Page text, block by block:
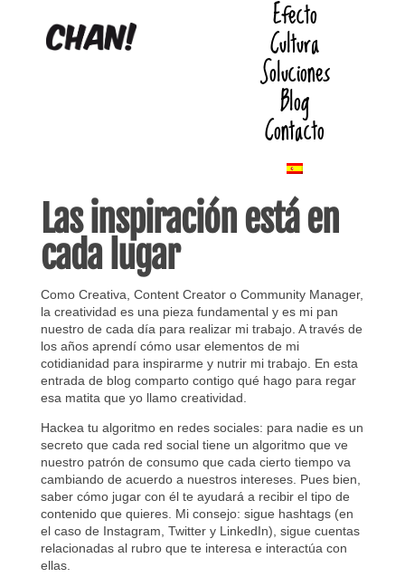
Efecto
Cultura
Soluciones
Blog
Contacto
Las inspiración está en
cada lugar
Como Creativa, Content Creator o Community Manager,
la creatividad es una pieza fundamental y es mi pan
nuestro de cada día para realizar mi trabajo. A través de
los años aprendí cómo usar elementos de mi
cotidianidad para inspirarme y nutrir mi trabajo. En esta
entrada de blog comparto contigo qué hago para regar
esa matita que yo llamo creatividad.
Hackea tu algoritmo en redes sociales: para nadie es un
secreto que cada red social tiene un algoritmo que ve
nuestro patrón de consumo que cada cierto tiempo va
cambiando de acuerdo a nuestros intereses. Pues bien,
saber cómo jugar con él te ayudará a recibir el tipo de
contenido que quieres. Mi consejo: sigue hashtags (en
el caso de Instagram, Twitter y LinkedIn), sigue cuentas
relacionadas al rubro que te interesa e interactúa con
ellas.